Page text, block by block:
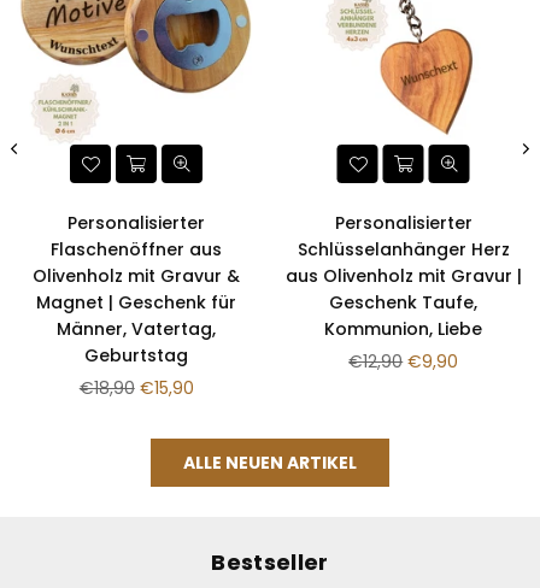
Personalisierter
Flaschenöffner aus
Olivenholz mit Gravur &
Magnet | Geschenk für
Männer, Vatertag,
Geburtstag
Normaler
€18,90 €15,90
Personalisierter
Schlüsselanhänger Herz
aus Olivenholz mit Gravur |
Geschenk Taufe,
Kommunion, Liebe
Normaler
€12,90 €9,90
ALLE NEUEN ARTIKEL
Bestseller